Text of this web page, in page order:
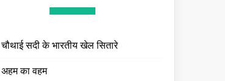
चौथाई सदी के भारतीय खेल सितारे
अहम का वहम